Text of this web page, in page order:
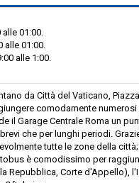
01:00.
alle 01:00.
alle 1:00.
da Città del Vaticano,
comodamente
il Garage Centrale Roma un
che per lunghi periodi.
tutte le zone della città;
è comodissimo per
Repubblica, Corte d'Appello),